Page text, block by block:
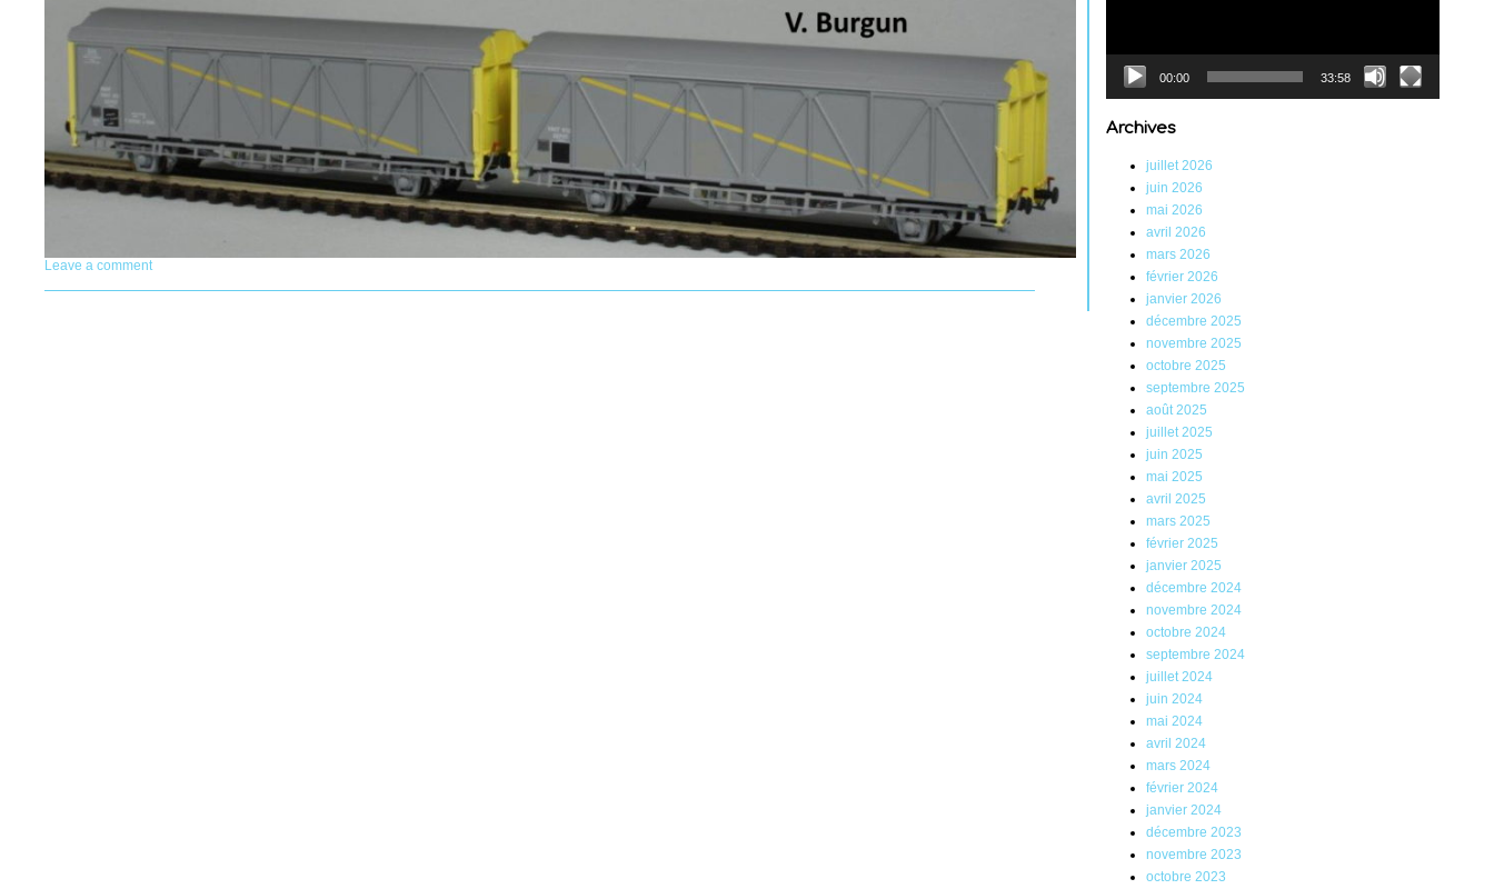
Leave a comment
00:00 33:58
Archives
juillet 2026
juin 2026
mai 2026
avril 2026
mars 2026
février 2026
janvier 2026
décembre 2025
novembre 2025
octobre 2025
septembre 2025
août 2025
juillet 2025
juin 2025
mai 2025
avril 2025
mars 2025
février 2025
janvier 2025
décembre 2024
novembre 2024
octobre 2024
septembre 2024
juillet 2024
juin 2024
mai 2024
avril 2024
mars 2024
février 2024
janvier 2024
décembre 2023
novembre 2023
octobre 2023